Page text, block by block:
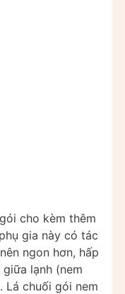
cho kèm thêm
gia này có tác
ngon hơn, hấp
lạnh (nem
Lá chuối gói nem